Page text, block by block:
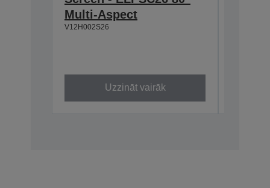
Multi-Aspect
V12H002S26
Uzzināt vairāk